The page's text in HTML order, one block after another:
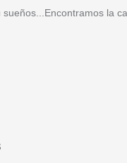
sueños...Encontramos la